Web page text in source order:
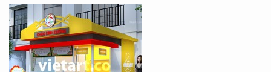
SỰ KIỆN CÔNG TY ĐIỆN
LỰC EVN HẢI PHÒNG